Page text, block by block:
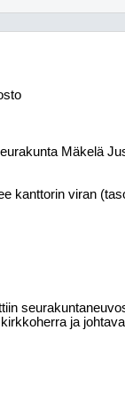
Mäkelä
kanttorin viran
ja